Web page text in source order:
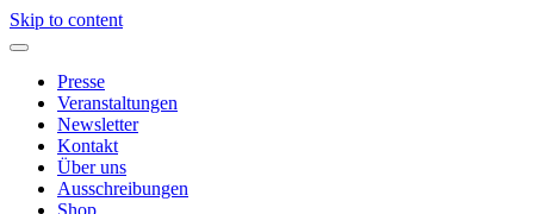
Skip to content
Presse
Veranstaltungen
Newsletter
Kontakt
Über uns
Ausschreibungen
Shop